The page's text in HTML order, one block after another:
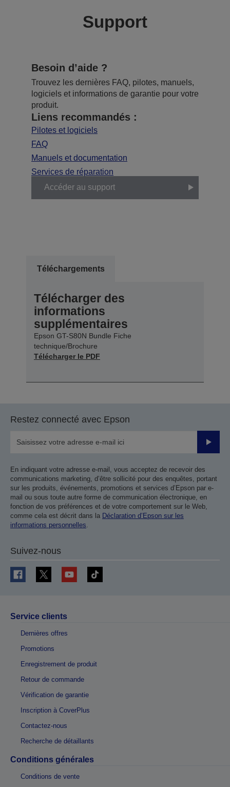
Support
Besoin d’aide ?
Trouvez les dernières FAQ, pilotes, manuels,
logiciels et informations de garantie pour votre
produit.
Liens recommandés :
Pilotes et logiciels
FAQ
Manuels et documentation
Services de réparation
Accéder au support
Téléchargements
Télécharger des
informations
supplémentaires
Epson GT-S80N Bundle Fiche
technique/Brochure
Télécharger le PDF
Restez connecté avec Epson
Valider
En indiquant votre adresse e-mail, vous acceptez de recevoir des
communications marketing, d’être sollicité pour des enquêtes, portant
sur les produits, événements, promotions et services d’Epson par e-
mail ou sous toute autre forme de communication électronique, en
fonction de vos préférences et de votre comportement sur le Web,
comme cela est décrit dans la Déclaration d’Epson sur les
informations personnelles
Suivez-nous
Service clients
Dernières offres
Promotions
Enregistrement de produit
Retour de commande
Vérification de garantie
Inscription à CoverPlus
Contactez-nous
Recherche de détaillants
Conditions générales
Conditions de vente